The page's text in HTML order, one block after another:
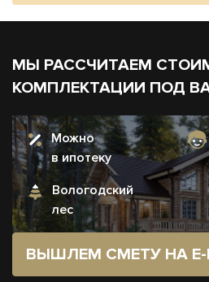
МЫ РАССЧИТАЕМ
КОМПЛЕКТАЦИИ ПОД
Можно
в ипотеку
Вологодский
лес
ВЫШЛЕМ СМЕТУ НА E-